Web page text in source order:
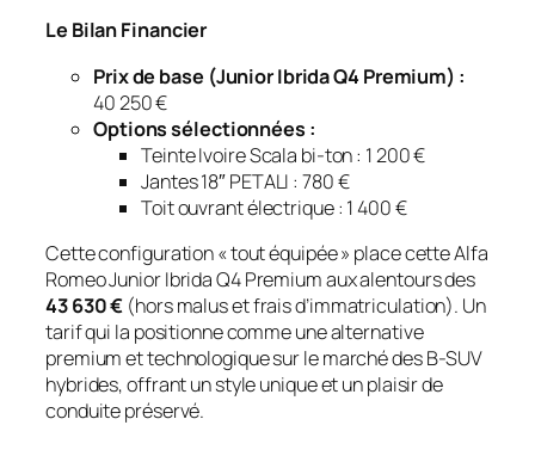
Le Bilan Financier
Prix de base (Junior Ibrida Q4 Premium) :
40 250 €
Options sélectionnées :
Teinte Ivoire Scala bi-ton : 1 200 €
Jantes 18″ PETALI : 780 €
Toit ouvrant électrique : 1 400 €
Cette configuration « tout équipée » place cette Alfa
Romeo Junior Ibrida Q4 Premium aux alentours des
43 630 € (hors malus et frais d’immatriculation). Un
tarif qui la positionne comme une alternative
premium et technologique sur le marché des B-SUV
hybrides, offrant un style unique et un plaisir de
conduite préservé.